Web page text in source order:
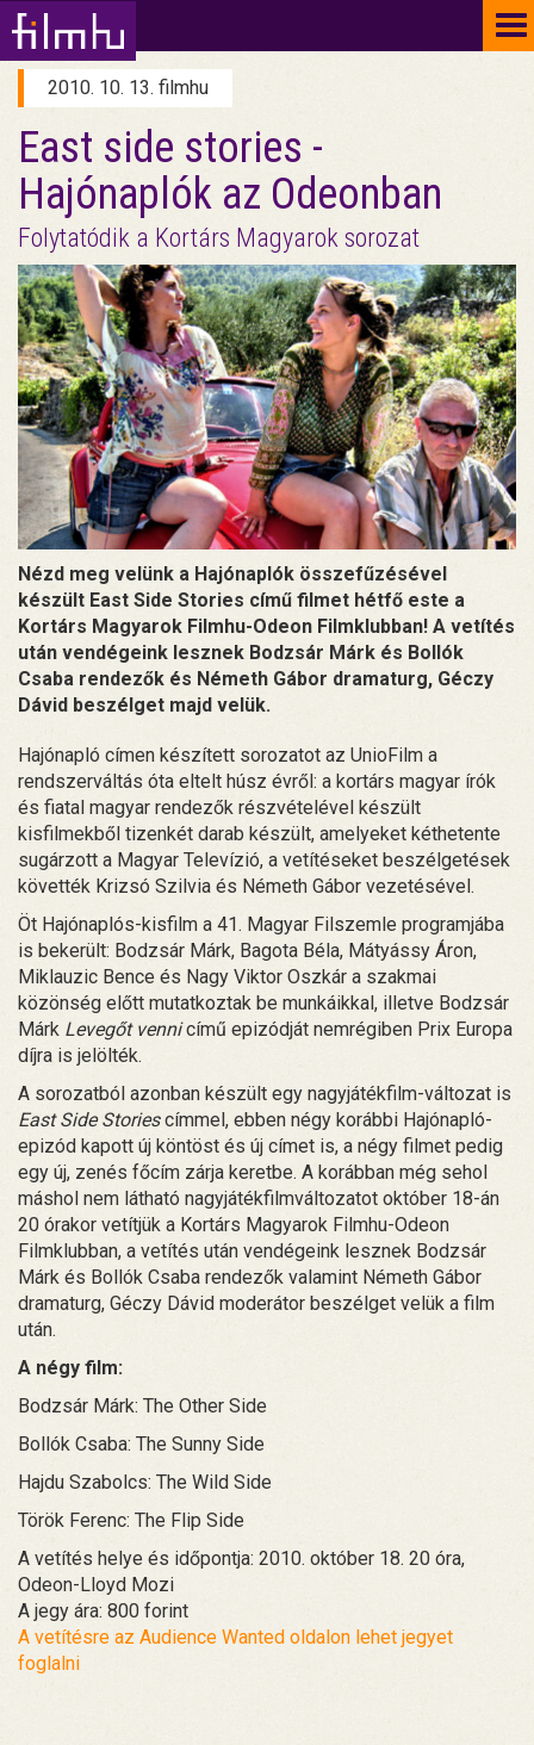
2010. 10. 13. filmhu
East side stories -
Hajónaplók az Odeonban
Folytatódik a Kortárs Magyarok sorozat
Nézd meg velünk a Hajónaplók összefűzésével
készült East Side Stories című filmet hétfő este a
Kortárs Magyarok Filmhu-Odeon Filmklubban! A vetítés
után vendégeink lesznek Bodzsár Márk és Bollók
Csaba rendezők és Németh Gábor dramaturg, Géczy
Dávid beszélget majd velük.
Hajónapló címen készített sorozatot az UnioFilm a
rendszerváltás óta eltelt húsz évről: a kortárs magyar írók
és fiatal magyar rendezők részvételével készült
kisfilmekből tizenkét darab készült, amelyeket kéthetente
sugárzott a Magyar Televízió, a vetítéseket beszélgetések
követték Krizsó Szilvia és Németh Gábor vezetésével.
Öt Hajónaplós-kisfilm a 41. Magyar Filszemle programjába
is bekerült: Bodzsár Márk, Bagota Béla, Mátyássy Áron,
Miklauzic Bence és Nagy Viktor Oszkár a szakmai
közönség előtt mutatkoztak be munkáikkal, illetve Bodzsár
Márk Levegőt vennicímű epizódját nemrégiben Prix Europa
díjra is jelölték.
A sorozatból azonban készült egy nagyjátékfilm-változat is
East Side Storiescímmel, ebben négy korábbi Hajónapló-
epizód kapott új köntöst és új címet is, a négy filmet pedig
egy új, zenés főcím zárja keretbe. A korábban még sehol
máshol nem látható nagyjátékfilmváltozatot október 18-án
20 órakor vetítjük a Kortárs Magyarok Filmhu-Odeon
Filmklubban, a vetítés után vendégeink lesznek Bodzsár
Márk és Bollók Csaba rendezők valamint Németh Gábor
dramaturg, Géczy Dávid moderátor beszélget velük a film
után.
A négy film:
Bodzsár Márk: The Other Side
Bollók Csaba: The Sunny Side
Hajdu Szabolcs: The Wild Side
Török Ferenc: The Flip Side
A vetítés helye és időpontja: 2010. október 18. 20 óra,
Odeon-Lloyd Mozi
A jegy ára: 800 forint
A vetítésre az Audience Wanted oldalon lehet jegyet
foglalni